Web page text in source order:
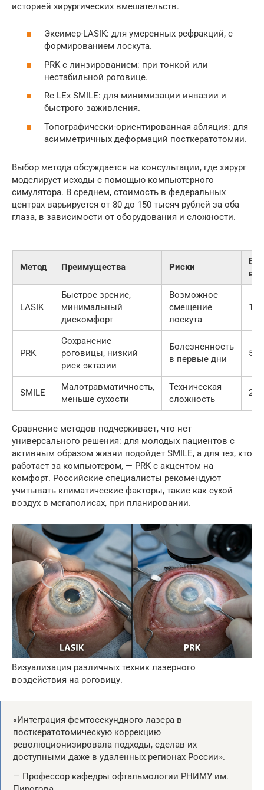
историей хирургических вмешательств.
Эксимер-LASIK: для умеренных рефракций, с
формированием лоскута.
PRK с линзированием: при тонкой или
нестабильной роговице.
Re LEx SMILE: для минимизации инвазии и
быстрого заживления.
Топографически-ориентированная абляция: для
асимметричных деформаций посткератотомии.
Выбор метода обсуждается на консультации, где хирург
моделирует исходы с помощью компьютерного
симулятора. В среднем, стоимость в федеральных
центрах варьируется от 80 до 150 тысяч рублей за оба
глаза, в зависимости от оборудования и сложности.
Метод Преимущества Риски
LASIK
Быстрое зрение,
минимальный
дискомфорт
Возможное
смещение
лоскута
PRK
Сохранение
роговицы, низкий
риск эктазии
Болезненность
в первые дни
SMILE
Малотравматичность,
меньше сухости
Техническая
сложность
Сравнение методов подчеркивает, что нет
универсального решения: для молодых пациентов с
активным образом жизни подойдет SMILE, а для тех, кто
работает за компьютером, — PRK с акцентом на
комфорт. Российские специалисты рекомендуют
учитывать климатические факторы, такие как сухой
воздух в мегаполисах, при планировании.
Визуализация различных техник лазерного
воздействия на роговицу.
«Интеграция фемтосекундного лазера в
посткератотомическую коррекцию
революционизировала подходы, сделав их
доступными даже в удаленных регионах России».
— Профессор кафедры офтальмологии РНИМУ им.